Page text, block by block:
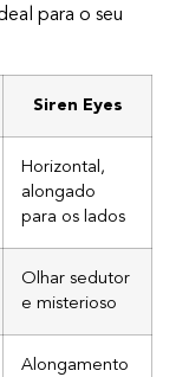
para o seu
Siren Eyes
Horizontal,
alongado
para os lados
Olhar sedutor
e misterioso
Alongamento